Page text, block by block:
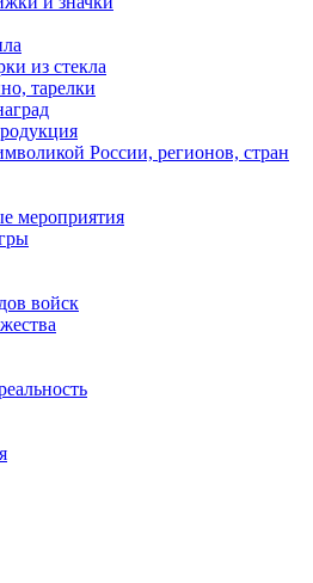
из стекла
тарелки
России, регионов, стран
мероприятия
войск